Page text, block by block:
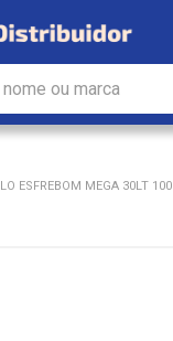
ESFREBOM MEGA 30LT 100